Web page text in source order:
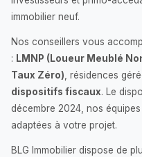
immobilier neuf.
Nos conseillers vous
: LMNP (Loueur Meublé
Taux Zéro) , résidences
dispositifs fiscaux. Le
décembre 2024, nos
adaptées à votre projet.
BLG Immobilier dispose de